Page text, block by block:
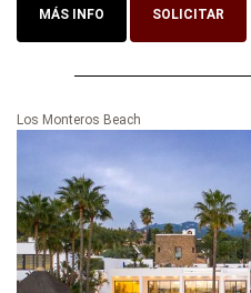
MÁS INFO SOLICITAR
Los Monteros Beach